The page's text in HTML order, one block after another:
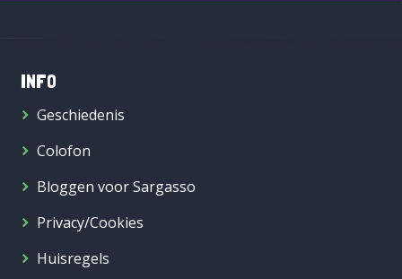
INFO
Geschiedenis
Colofon
Bloggen voor Sargasso
Privacy/Cookies
Huisregels